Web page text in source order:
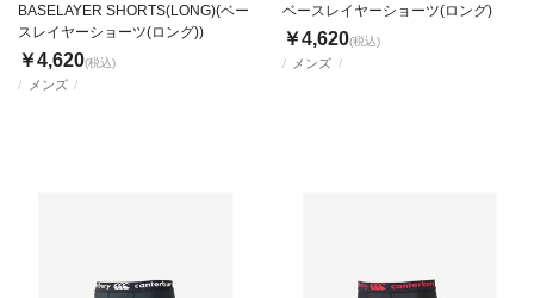
メンズ
BASELAYER SHORTS(LONG)(ベー
スレイヤーショーツ(ロング))
￥4,620(税込) メンズ
ベースレイヤーショーツ(ロング)
￥4,620(税込)